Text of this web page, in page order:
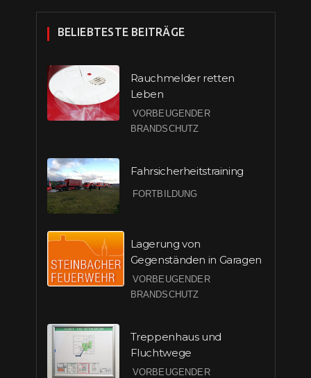
BELIEBTESTE BEITRÄGE
Rauchmelder retten
Leben
VORBEUGENDER
BRANDSCHUTZ
Fahrsicherheitstraining
FORTBILDUNG
Lagerung von
Gegenständen in Garagen
VORBEUGENDER
BRANDSCHUTZ
Treppenhaus und
Fluchtwege
VORBEUGENDER